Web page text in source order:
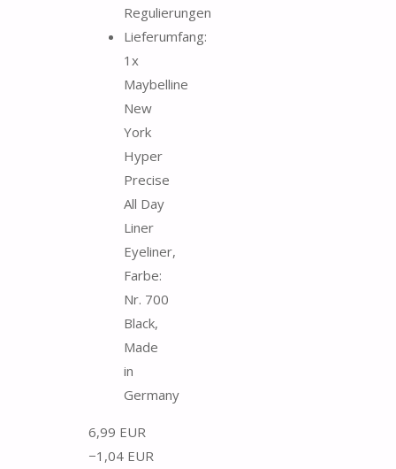
Regulierungen
Lieferumfang:
1x
Maybelline
New
York
Hyper
Precise
All Day
Liner
Eyeliner,
Farbe:
Nr. 700
Black,
Made
in
Germany
6,99 EUR
−1,04 EUR